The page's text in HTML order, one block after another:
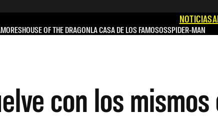
NOTICIAS
HOUSE OF THE DRAGONLA CASA DE LOS FAMOSOSSPIDER-MAN
con los